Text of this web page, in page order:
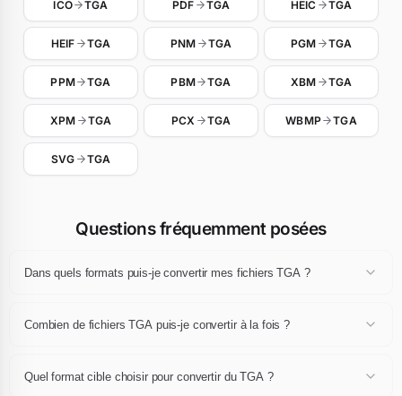
ICO TGA PDF TGA HEIC TGA
HEIF TGA PNM TGA PGM TGA
PPM TGA PBM TGA XBM TGA
XPM TGA PCX TGA WBMP TGA
SVG TGA
Questions fréquemment posées
Dans quels formats puis-je convertir mes fichiers TGA ?
AVIF, BMP, TIFF, PDF ou ICO. Sélectionnez l'extension de destination
Combien de fichiers TGA puis-je convertir à la fois ?
10 MB maximum chacun. L'ensemble peut ensuite être téléchargé
Quel format cible choisir pour convertir du TGA ?